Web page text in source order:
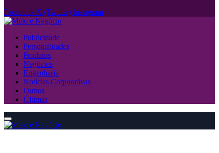
Facebook X (Twitter) Instagram
Publicidade
Personalidades
Produtos
Negócios
Engenharia
Notícias Corporativas
Outros
Últimas